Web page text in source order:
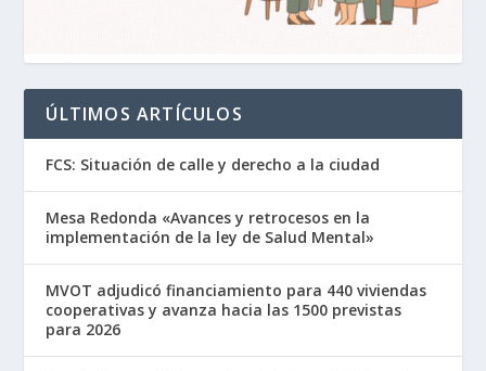
ÚLTIMOS ARTÍCULOS
FCS: Situación de calle y derecho a la ciudad
Mesa Redonda «Avances y retrocesos en la
implementación de la ley de Salud Mental»
MVOT adjudicó financiamiento para 440 viviendas
cooperativas y avanza hacia las 1500 previstas
para 2026